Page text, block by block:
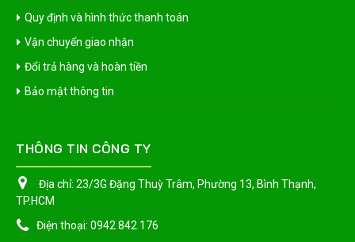
Quy định và hình thức thanh toán
Vận chuyển giao nhận
Đổi trả hàng và hoàn tiền
Bảo mật thông tin
THÔNG TIN CÔNG TY
Địa chỉ: 23/3G Đặng Thuỳ Trâm, Phường 13, Bình Thạnh,
TP.HCM
Điện thoại: 0942 842 176